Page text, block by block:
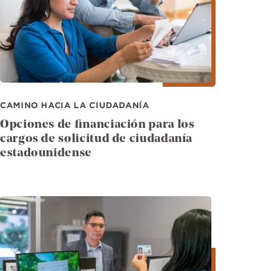
CAMINO HACIA LA CIUDADANÍA
Opciones de financiación para los
cargos de solicitud de ciudadanía
estadounidense
Imagen